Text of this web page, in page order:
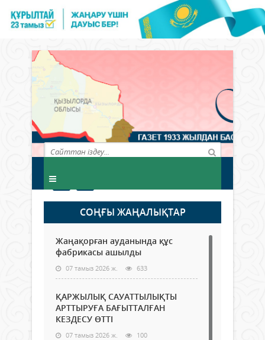
СОҢҒЫ ЖАҢАЛЫҚТАР
Жаңақорған ауданында құс
фабрикасы ашылды
07 тамыз 2026 ж. 633
ҚАРЖЫЛЫҚ САУАТТЫЛЫҚТЫ
АРТТЫРУҒА БАҒЫТТАЛҒАН
КЕЗДЕСУ ӨТТІ
07 тамыз 2026 ж. 100